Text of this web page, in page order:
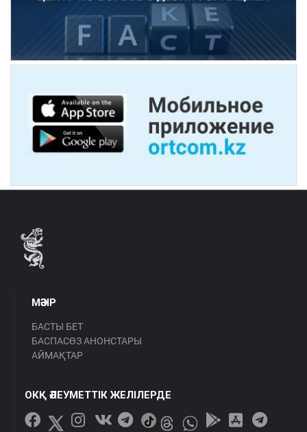
МӘЗІР
БАСТЫ БЕТ
БАСПАСӨЗ АНОНСТАРЫ
АЙМАҚТАР
ОКҚ ӘЛЕУМЕТТІК ЖЕЛІЛЕРДЕ